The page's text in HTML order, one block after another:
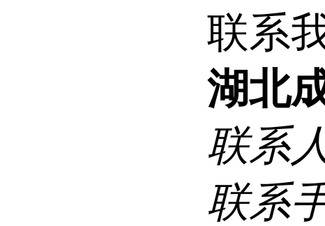
联系
湖北
联系人
联系